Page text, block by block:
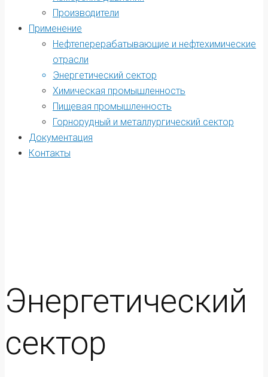
Производители
Применение
Нефтеперерабатывающие и нефтехимические
отрасли
Энергетический сектор
Химическая промышленность
Пищевая промышленность
Горнорудный и металлургический сектор
Документация
Контакты
Энергетический
сектор